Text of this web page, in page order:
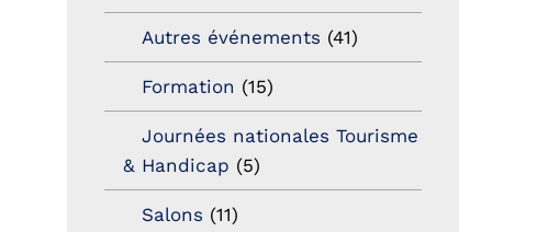
Autres événements (41)
Formation (15)
Journées nationales Tourisme
& Handicap (5)
Salons (11)